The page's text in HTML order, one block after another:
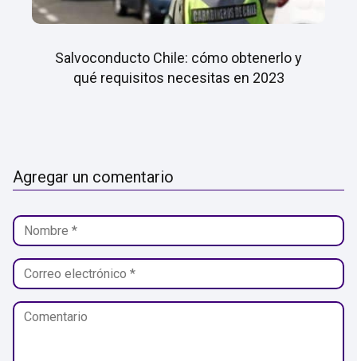
Salvoconducto Chile: cómo obtenerlo y
qué requisitos necesitas en 2023
Agregar un comentario